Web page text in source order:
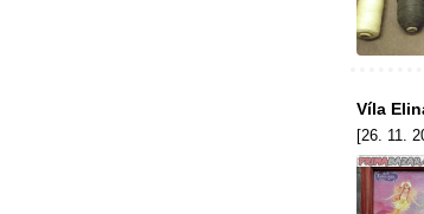
Víla
[26. 11.